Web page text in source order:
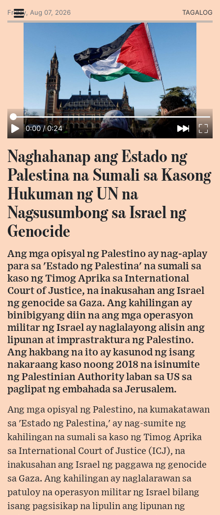
Friday, Aug 07, 2026 TAGALOG
0:00 / 0:24
Naghahanap ang Estado ng
Palestina na Sumali sa Kasong
Hukuman ng UN na
Nagsusumbong sa Israel ng
Genocide
Ang mga opisyal ng Palestino ay nag-aplay
para sa 'Estado ng Palestina' na sumali sa
kaso ng Timog Aprika sa International
Court of Justice, na inakusahan ang Israel
ng genocide sa Gaza. Ang kahilingan ay
binibigyang diin na ang mga operasyon
militar ng Israel ay naglalayong alisin ang
lipunan at imprastraktura ng Palestino.
Ang hakbang na ito ay kasunod ng isang
nakaraang kaso noong 2018 na isinumite
ng Palestinian Authority laban sa US sa
paglipat ng embahada sa Jerusalem.
Ang mga opisyal ng Palestino, na kumakatawan
sa 'Estado ng Palestina,' ay nag-sumite ng
kahilingan na sumali sa kaso ng Timog Aprika
sa International Court of Justice (ICJ), na
inakusahan ang Israel ng paggawa ng genocide
sa Gaza. Ang kahilingan ay naglalarawan sa
patuloy na operasyon militar ng Israel bilang
isang pagsisikap na lipulin ang lipunan ng